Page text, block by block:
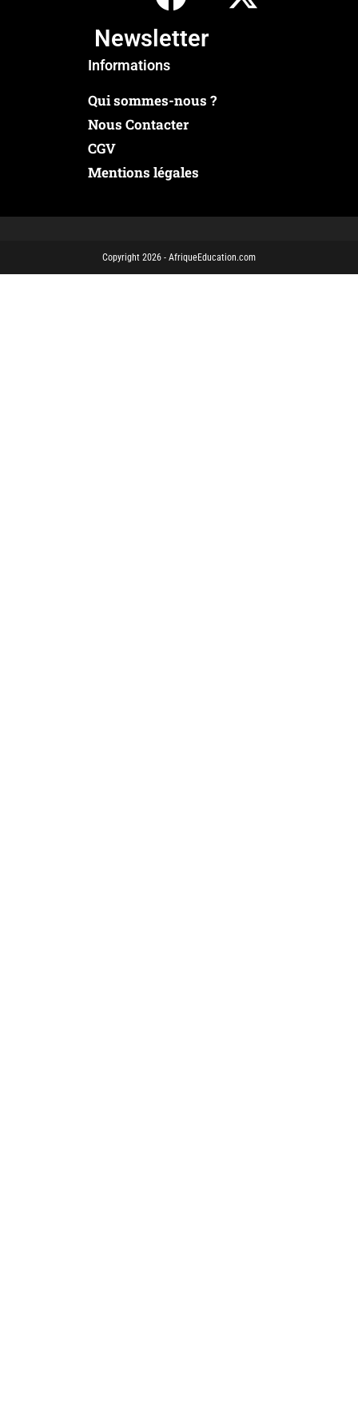
Newsletter
Informations
Qui sommes-nous ?
Nous Contacter
CGV
Mentions légales
Copyright 2026 - AfriqueEducation.com